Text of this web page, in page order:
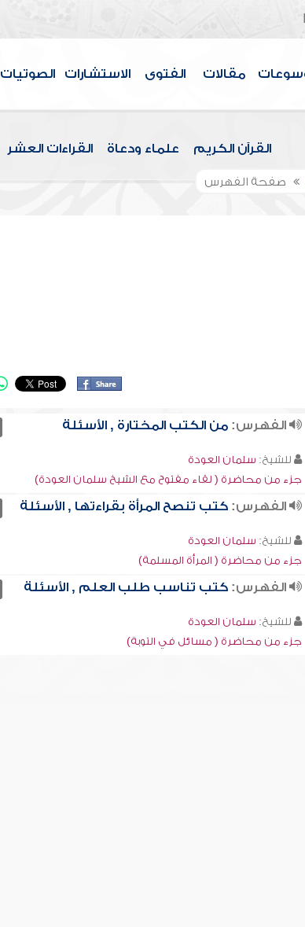
مقالات الفتوى الاستشارات الصوتيات
القرآن الكريم علماء ودعاة القراءات العشر
صفحة الفهرس
الفهرس: من الكتب المختارة , الأسئلة
للشيخ: سلمان العودة
جزء من محاضرة ( لقاء مفتوح مع الشيخ سلمان العودة)
الفهرس: كتب تنصح المرأة بقراءتها , الأسئلة
للشيخ: سلمان العودة
جزء من محاضرة ( المرأة المسلمة)
الفهرس: كتب تناسب طلب العلم , الأسئلة
للشيخ: سلمان العودة
جزء من محاضرة ( مسائل في التوبة)